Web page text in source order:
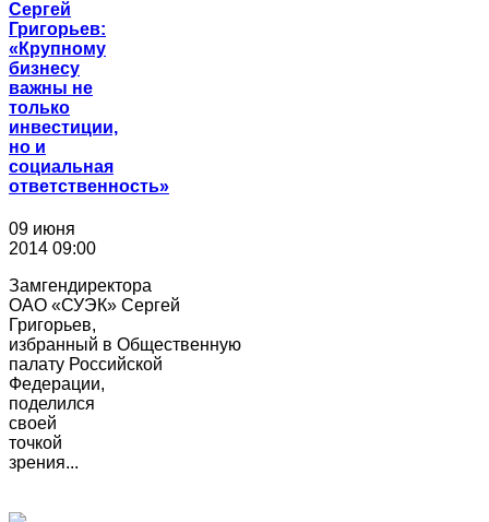
Сергей
Григорьев:
«Крупному
бизнесу
важны не
только
инвестиции,
но и
социальная
ответственность»
09 июня
2014 09:00
Замгендиректора
ОАО «СУЭК» Сергей
Григорьев,
избранный в Общественную
палату Российской
Федерации,
поделился
своей
точкой
зрения...